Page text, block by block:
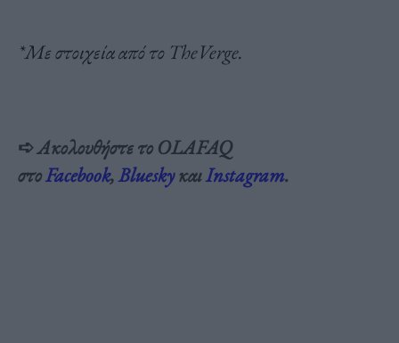
*Mε στοιχεία από το TheVerge.
➪Ακολουθήστε το OLAFAQ
στοFacebook,BlueskyκαιInstagram.